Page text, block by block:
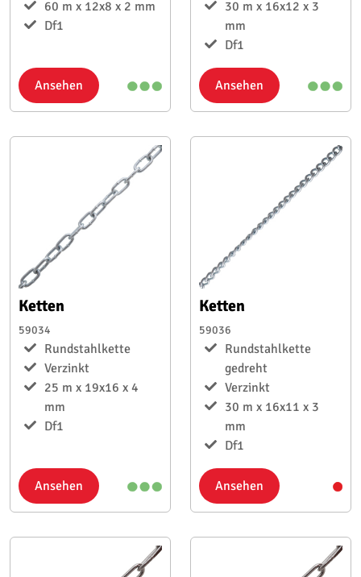
60 m x 12x8 x 2 mm
Df1
Ansehen
30 m x 16x12 x 3
mm
Df1
Ansehen
Ketten
59034
Rundstahlkette
Verzinkt
25 m x 19x16 x 4
mm
Df1
Ansehen
Ketten
59036
Rundstahlkette
gedreht
Verzinkt
30 m x 16x11 x 3
mm
Df1
Ansehen